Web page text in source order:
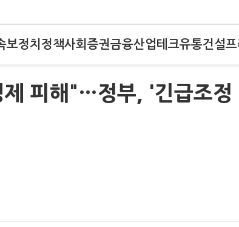
보정치 정책사회 증권금융산업테크유통건설프
피해"…정부, '긴급조정